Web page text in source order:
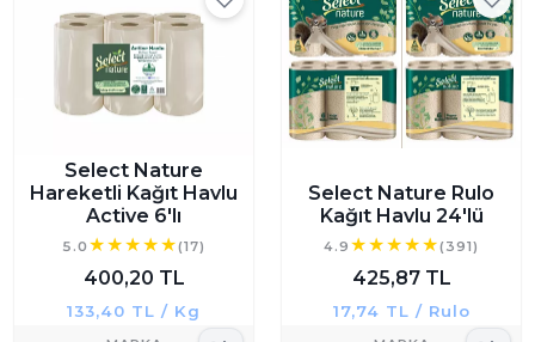
Select Nature
Hareketli Kağıt Havlu
Active 6'lı
5.0 (17)
400,20 TL
133,40 TL / Kg
Select Nature Rulo
Kağıt Havlu 24'lü
4.9 (391)
425,87 TL
17,74 TL / Rulo